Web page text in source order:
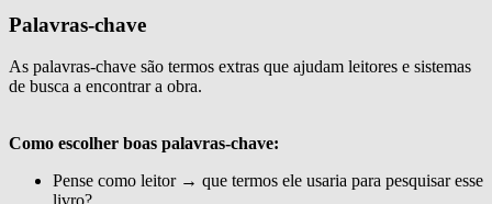
Palavras-chave
As palavras-chave são termos extras que ajudam leitores e sistemas
de busca a encontrar a obra.
Como escolher boas palavras-chave:
Pense como leitor → que termos ele usaria para pesquisar esse